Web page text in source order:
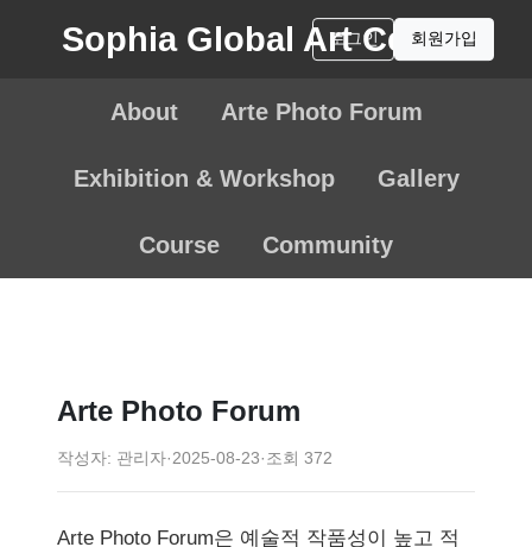
Sophia Global Art Center
로그인 회원가입
About Arte Photo Forum
Exhibition & Workshop Gallery
Course Community
Arte Photo Forum
작성자: 관리자·2025-08-23·조회 372
Arte Photo Forum은 예술적 작품성이 높고 적